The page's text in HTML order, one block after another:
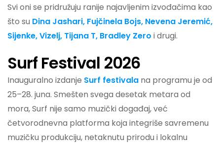
Svi oni se pridružuju ranije najavljenim izvođačima kao
što su Dina Jashari, Fujčinela Bojs, Nevena Jeremić,
Sijenke, Vizelj, Tijana T, Bradley Zero i drugi.
Surf Festival 2026
Inauguralno izdanje Surf festivala na programu je od
25–28. juna. Smešten svega desetak metara od
mora, Surf nije samo muzički događaj, već
četvorodnevna platforma koja integriše savremenu
muzičku produkciju, netaknutu prirodu i lokalnu